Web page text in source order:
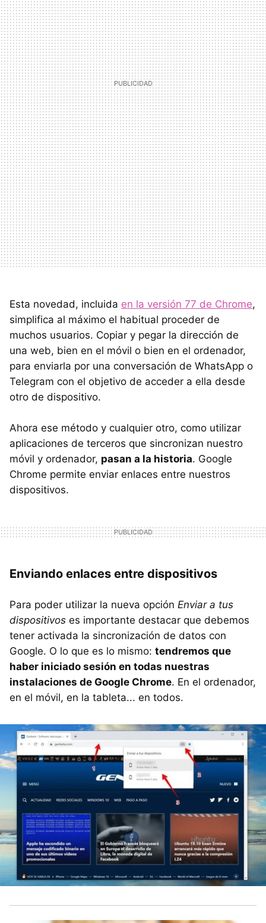
Esta novedad, incluida en la versión 77 de Chrome,
simplifica al máximo el habitual proceder de
muchos usuarios. Copiar y pegar la dirección de
una web, bien en el móvil o bien en el ordenador,
para enviarla por una conversación de WhatsApp o
Telegram con el objetivo de acceder a ella desde
otro de dispositivo.
Ahora ese método y cualquier otro, como utilizar
aplicaciones de terceros que sincronizan nuestro
móvil y ordenador, pasan a la historia. Google
Chrome permite enviar enlaces entre nuestros
dispositivos.
Enviando enlaces entre dispositivos
Para poder utilizar la nueva opción Enviar a tus
dispositivos es importante destacar que debemos
tener activada la sincronización de datos con
Google. O lo que es lo mismo: tendremos que
haber iniciado sesión en todas nuestras
instalaciones de Google Chrome. En el ordenador,
en el móvil, en la tableta... en todos.